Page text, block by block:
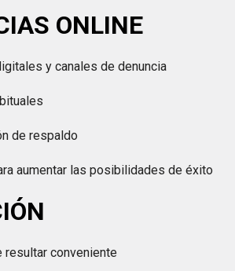
ONLINE
y canales de denuncia
de respaldo
aumentar las posibilidades de éxito
resultar conveniente